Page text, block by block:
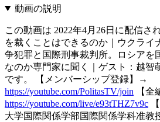
動画の説明
この動画は 2022年4月26日に配信さ
を裁くことはできるのか｜ウクライ
争犯罪と国際刑事裁判所。ロシアを
なのか専門家に聞く｜ゲスト：越智
です。 【メンバーシップ登録】→
https://youtube.com/PolitasTV/join 【全
https://youtube.com/live/e93tTHZ7v9c
大学国際関係学部国際関係学科准教